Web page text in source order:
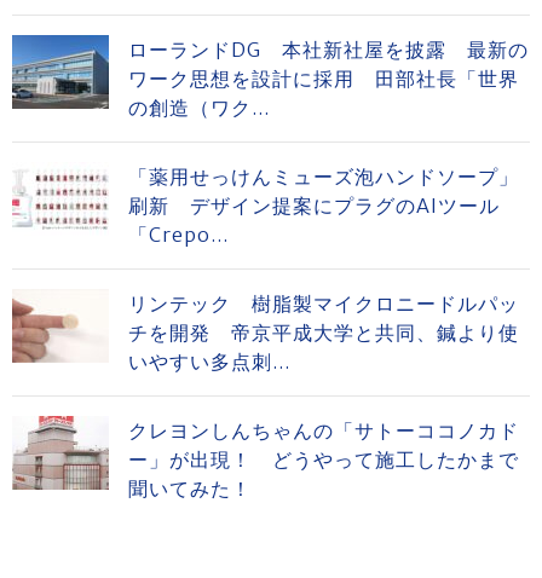
ローランドDG 本社新社屋を披露 最新の
ワーク思想を設計に採用 田部社長「世界
の創造（ワク...
「薬用せっけんミューズ泡ハンドソープ」
刷新 デザイン提案にプラグのAIツール
「Crepo...
リンテック 樹脂製マイクロニードルパッ
チを開発 帝京平成大学と共同、鍼より使
いやすい多点刺...
クレヨンしんちゃんの「サトーココノカド
ー」が出現！ どうやって施工したかまで
聞いてみた！